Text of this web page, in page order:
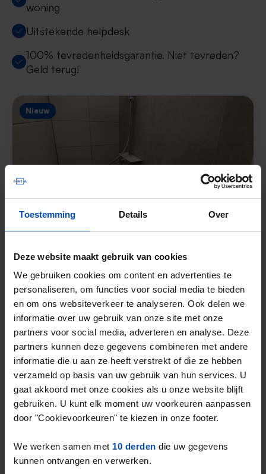
Toestemming Details Over
Deze website maakt gebruik van cookies
We gebruiken cookies om content en advertenties te
personaliseren, om functies voor social media te bieden
en om ons websiteverkeer te analyseren. Ook delen we
informatie over uw gebruik van onze site met onze
partners voor social media, adverteren en analyse. Deze
partners kunnen deze gegevens combineren met andere
informatie die u aan ze heeft verstrekt of die ze hebben
verzameld op basis van uw gebruik van hun services. U
gaat akkoord met onze cookies als u onze website blijft
gebruiken. U kunt elk moment uw voorkeuren aanpassen
door "Cookievoorkeuren" te kiezen in onze footer.
We werken samen met 10 derden die uw gegevens
kunnen ontvangen en verwerken.
woning
Uitstekende helpdesk
100% tevredenheidsgarantie. Niet tevreden?
Geld terug!
Nieuw
Enschede
22 uur geleden gevonden
Gevonden op:Gnagnagna.nl
15m² 1 kamer Bekijk & reageer →
Nieuw